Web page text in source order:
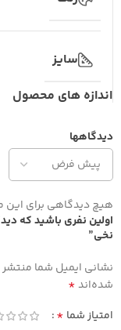
سایز
اندازه های محصول
دیدگاهها
هیچ دیدگاهی برای
اولین نفری باشید که
نخی”
نشانی ایمیل شما
شده‌اند*
امتیاز شما *